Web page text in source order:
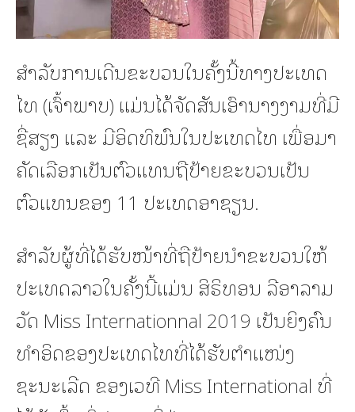
ສຳລັບການເດີນຂະບວນໃນຄັ້ງນີ້ທາງປະເທດ
ໄທ (ເຈົ້າພາບ) ແມ່ນໄດ້ຈັດສັນເອົານາງງາມທີ່ມີ
ຊື່ສຽງ ແລະ ມີອິດທິພົນໃນປະເທດໄທ ເພື່ອມາ
ຄັດເລືອກເປັນຕົວແທນຖືປ້າຍຂະບວນເປັນ
ຕົວແທນຂອງ 11 ປະເທດອາຊຽນ.
ສຳລັບຜູ້ທີ່ໄດ້ຮັບໜ້າທີ່ຖືປ້າຍນໍາຂະບວນໃຫ້
ປະເທດລາວໃນຄັ້ງນີ້ແມ່ນ ສິຣິທອນ ລີອາລາມ
ວັດ Miss Internationnal 2019 ເປັນຍິງຄົນ
ທຳອິດຂອງປະເທດໄທທີ່ໄດ້ຮັບຕໍາແໜ່ງ
ຊະນະເລີດ ຂອງເວທີ Miss International ທີ່